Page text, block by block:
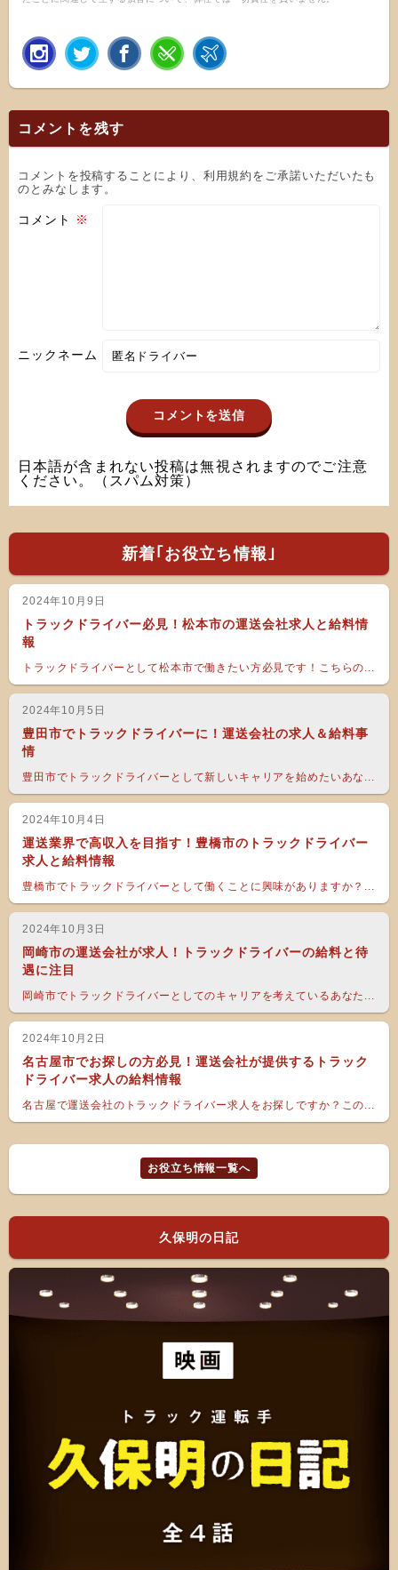
コメントを残す
コメントを投稿することにより、利用規約をご承諾いただいたも
のとみなします。
コメント ※
ニックネーム
日本語が含まれない投稿は無視されますのでご注意
ください。（スパム対策）
新着｢お役立ち情報｣
2024年10月9日
トラックドライバー必見！松本市の運送会社求人と給料情
報
トラックドライバーとして松本市で働きたい方必見です！こちらの...
2024年10月5日
豊田市でトラックドライバーに！運送会社の求人＆給料事
情
豊田市でトラックドライバーとして新しいキャリアを始めたいあな...
2024年10月4日
運送業界で高収入を目指す！豊橋市のトラックドライバー
求人と給料情報
豊橋市でトラックドライバーとして働くことに興味がありますか？...
2024年10月3日
岡崎市の運送会社が求人！トラックドライバーの給料と待
遇に注目
岡崎市でトラックドライバーとしてのキャリアを考えているあなた...
2024年10月2日
名古屋市でお探しの方必見！運送会社が提供するトラック
ドライバー求人の給料情報
名古屋で運送会社のトラックドライバー求人をお探しですか？この...
お役立ち情報一覧へ
久保明の日記